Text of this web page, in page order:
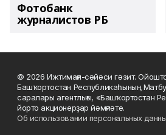
Фотобанк
журналистов РБ
© 2026 Ижтимағи-сәйәси гәзит.
Башҡортостан Республикаһының
саралары агентлығы, «Башҡортостан
йорто акционерҙар йәмғиәте.
Об использовании персональных